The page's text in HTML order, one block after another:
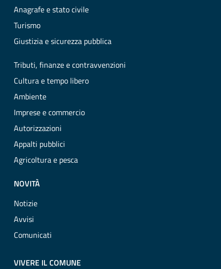
Anagrafe e stato civile
Turismo
Giustizia e sicurezza pubblica
Tributi, finanze e contravvenzioni
Cultura e tempo libero
Ambiente
Imprese e commercio
Autorizzazioni
Appalti pubblici
Agricoltura e pesca
NOVITÀ
Notizie
Avvisi
Comunicati
VIVERE IL COMUNE